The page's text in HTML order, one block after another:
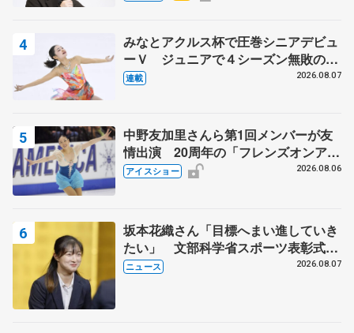
みなとアクルス杯で圧巻シニアデビュ
ーＶ ジュニアで４シーズン無敗の島
田麻央
連載 2026.08.07
中野友加里さんら第1回メンバーが友
情出演 20周年の「フレンズオンアイ
ス」 宮本賢二さん、有川梨絵さん、
アイスショー 2026.08.06
坂本花織さん「目標へまい進していき
たい」 文部科学省スポーツ表彰式で
代表謝辞
ニュース 2026.08.07